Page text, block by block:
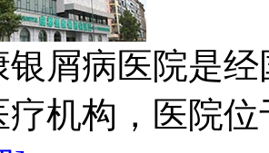
银屑病医院是
机构，医院